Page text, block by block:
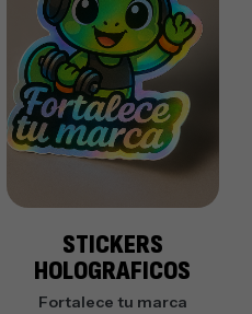
STICKERS
HOLOGRAFICOS
Fortalece tu marca